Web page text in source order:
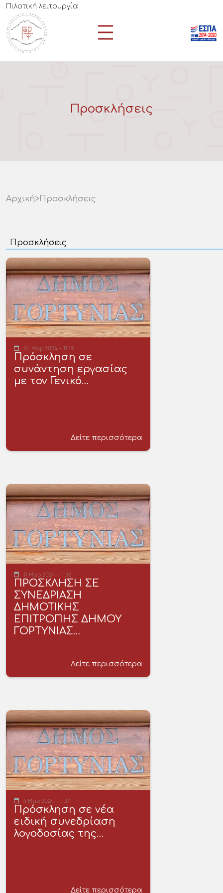
Πιλοτική λειτουργία
Προσκλήσεις
Αρχική>Προσκλήσεις
26 Μαρ 2024 - 11:19
Πρόσκληση σε
συνάντηση εργασίας
με τον Γενικό…
Δείτε περισσότερα
11 Μαρ 2024 - 11:18
ΠΡΟΣΚΛΗΣΗ ΣΕ
ΣΥΝΕΔΡΙΑΣΗ
ΔΗΜΟΤΙΚΗΣ
ΕΠΙΤΡΟΠΗΣ ΔΗΜΟΥ
ΓΟΡΤΥΝΙΑΣ…
Δείτε περισσότερα
4 Μαρ 2024 - 11:17
Πρόσκληση σε νέα
ειδική συνεδρίαση
λογοδοσίας της…
Δείτε περισσότερα